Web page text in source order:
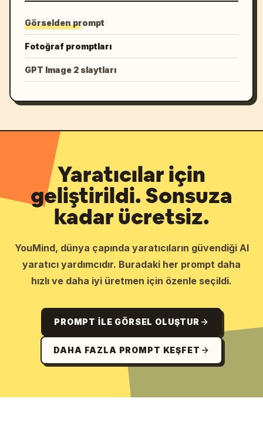
Görselden prompt
Fotoğraf promptları
GPT Image 2 slaytları
Yaratıcılar için
geliştirildi. Sonsuza
kadar ücretsiz.
YouMind, dünya çapında yaratıcıların güvendiği AI
yaratıcı yardımcıdır. Buradaki her prompt daha
hızlı ve daha iyi üretmen için özenle seçildi.
PROMPT ILE GÖRSEL OLUŞTUR
DAHA FAZLA PROMPT KEŞFET